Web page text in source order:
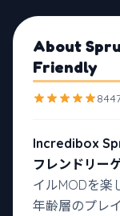
About
Friendly
Incredibox
フレンドリー
イルMODを楽
年齢層のプレ